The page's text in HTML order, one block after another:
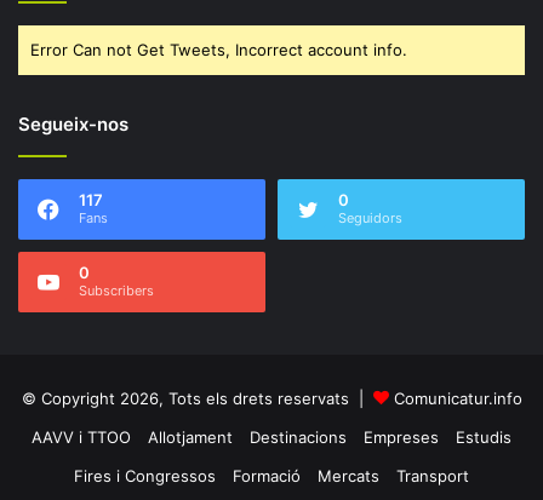
Error Can not Get Tweets, Incorrect account info.
Segueix-nos
117
Fans
0
Seguidors
0
Subscribers
© Copyright 2026, Tots els drets reservats |
Comunicatur.info
AAVV i TTOO
Allotjament Destinacions Empreses
Estudis
Fires i Congressos
Formació Mercats Transport